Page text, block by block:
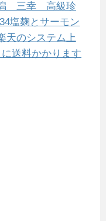
潟 三幸 高級珍
麹とサーモン
天のシステム上
送料かかります